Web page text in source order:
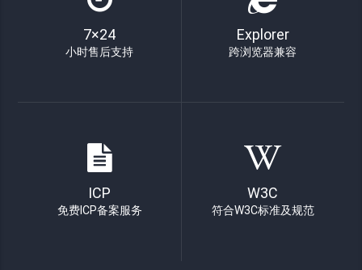
7×24
小时售后支持
Explorer
跨浏览器兼容
ICP
免费ICP备案服务
W3C
符合W3C标准及规范